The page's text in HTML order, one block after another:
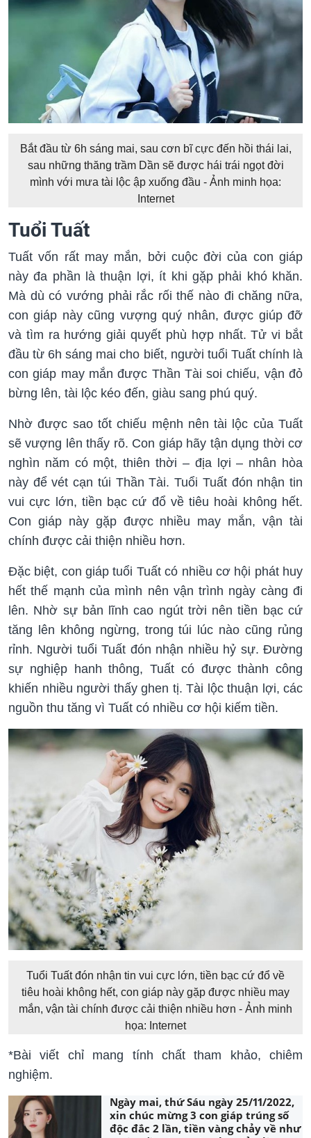
Bắt đầu từ 6h sáng mai, sau cơn bĩ cực đến hồi thái lai,
sau những thăng trầm Dần sẽ được hái trái ngọt đời
mình với mưa tài lộc ập xuống đầu - Ảnh minh họa:
Internet
Tuổi Tuất
Tuất vốn rất may mắn, bởi cuộc đời của con giáp
này đa phần là thuận lợi, ít khi gặp phải khó khăn.
Mà dù có vướng phải rắc rối thế nào đi chăng nữa,
con giáp này cũng vượng quý nhân, được giúp đỡ
và tìm ra hướng giải quyết phù hợp nhất. Tử vi bắt
đầu từ 6h sáng mai cho biết, người tuổi Tuất chính là
con giáp may mắn được Thần Tài soi chiếu, vận đỏ
bừng lên, tài lộc kéo đến, giàu sang phú quý.
Nhờ được sao tốt chiếu mệnh nên tài lộc của Tuất
sẽ vượng lên thấy rõ. Con giáp hãy tận dụng thời cơ
nghìn năm có một, thiên thời – địa lợi – nhân hòa
này để vét cạn túi Thần Tài. Tuổi Tuất đón nhận tin
vui cực lớn, tiền bạc cứ đổ về tiêu hoài không hết.
Con giáp này gặp được nhiều may mắn, vận tài
chính được cải thiện nhiều hơn.
Đặc biệt, con giáp tuổi Tuất có nhiều cơ hội phát huy
hết thế mạnh của mình nên vận trình ngày càng đi
lên. Nhờ sự bản lĩnh cao ngút trời nên tiền bạc cứ
tăng lên không ngừng, trong túi lúc nào cũng rủng
rỉnh. Người tuổi Tuất đón nhận nhiều hỷ sự. Đường
sự nghiệp hanh thông, Tuất có được thành công
khiến nhiều người thấy ghen tị. Tài lộc thuận lợi, các
nguồn thu tăng vì Tuất có nhiều cơ hội kiếm tiền.
Tuổi Tuất đón nhận tin vui cực lớn, tiền bạc cứ đổ về
tiêu hoài không hết, con giáp này gặp được nhiều may
mắn, vận tài chính được cải thiện nhiều hơn - Ảnh minh
họa: Internet
*Bài viết chỉ mang tính chất tham khảo, chiêm
nghiệm.
Ngày mai, thứ Sáu ngày 25/11/2022,
xin chúc mừng 3 con giáp trúng số
độc đắc 2 lần, tiền vàng chảy về như